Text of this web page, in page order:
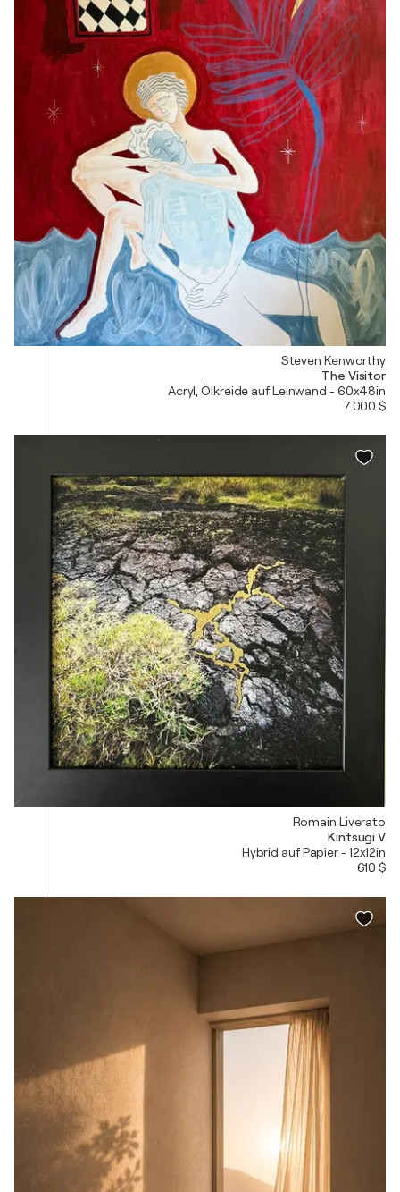
Steven Kenworthy
The Visitor
Acryl, Ölkreide auf Leinwand - 60x48in
7.000 $
Romain Liverato
Kintsugi V
Hybrid auf Papier - 12x12in
610 $